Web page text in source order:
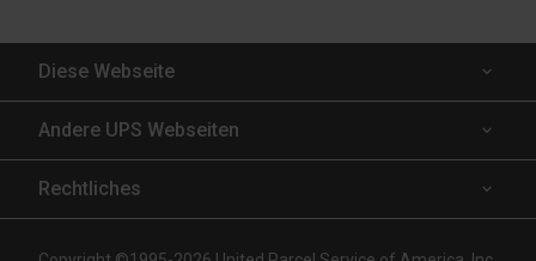
Diese Webseite
Versicherter Versand
Versandtechnologie
Andere UPS Webseiten
UPS Capital
Rechtliches